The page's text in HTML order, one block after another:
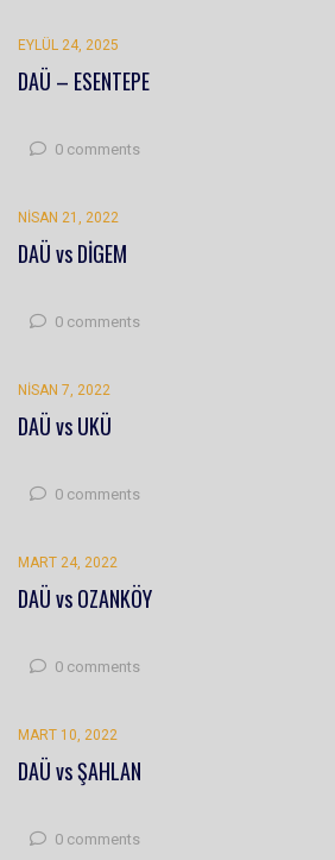
EYLÜL 24, 2025
DAÜ – ESENTEPE
0 comments
NISAN 21, 2022
DAÜ vs DİGEM
0 comments
NISAN 7, 2022
DAÜ vs UKÜ
0 comments
MART 24, 2022
DAÜ vs OZANKÖY
0 comments
MART 10, 2022
DAÜ vs ŞAHLAN
0 comments